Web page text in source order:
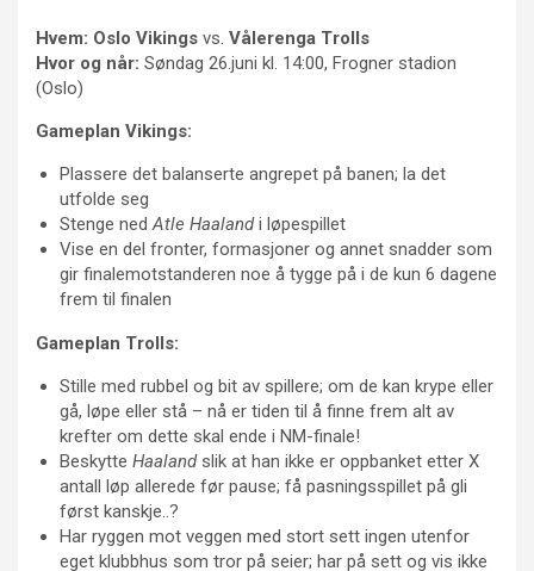
Hvem: Oslo Vikings vs. Vålerenga Trolls
Hvor og når: Søndag 26.juni kl. 14:00, Frogner stadion
(Oslo)
Gameplan Vikings:
Plassere det balanserte angrepet på banen; la det
utfolde seg
Stenge nedAtle Haalandi løpespillet
Vise en del fronter, formasjoner og annet snadder som
gir finalemotstanderen noe å tygge på i de kun 6 dagene
frem til finalen
Gameplan Trolls:
Stille med rubbel og bit av spillere; om de kan krype eller
gå, løpe eller stå – nå er tiden til å finne frem alt av
krefter om dette skal ende i NM-finale!
Beskytte Haalandslik at han ikke er oppbanket etter X
antall løp allerede før pause; få pasningsspillet på gli
først kanskje..?
Har ryggen mot veggen med stort sett ingen utenfor
eget klubbhus som tror på seier; har på sett og vis ikke